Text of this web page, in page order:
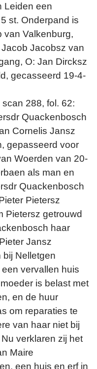
Leiden een
st. Onderpand is
van Valkenburg,
Jacobsz van
O: Jan Dircksz
gecasseerd 19-4-
288, fol. 62:
Quackenbosch
Cornelis Jansz
gepasseerd voor
Woerden van 20-
als man en
Quackenbosch
Pietersz
Pietersz getrouwd
haar
Jansz
Nelletgen
vervallen huis
is belast met
en de huur
om reparaties te
van haar niet bij
verklaren zij het
Maire
een huis en erf in